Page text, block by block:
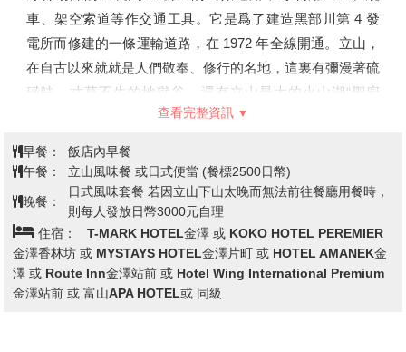
威斯頓的介紹而被世界所知，作日本著名的風景勝地也被多
的登山家所知曉。這一帶被白樺、落葉松等的原始森林環
繞，大正池、田代池、明神池等分佈在其間，與高聳的各山
群的雄姿一起構成了極美的景色。
是20世紀初由於燒嶽的噴火、梓川受堵所形成
景。被稱“薄綠的霧”的白樺樹嫩芽初萌的6月和紅葉最旺的
10月來訪的遊客特別多。梓川上長36.6米、寬3.1米的木製
吊橋
【河童橋】成上高地的標誌。河童橋的眼前聳立著穗高連
峰，遠處可以眺望南面燒嶽嫋嫋上升的白煙，被稱感受上高
地最好的照相地點。
※備註1：上高地預計開放期間：4月20日～11月15日，若
住宿：
池之平飯店 或 穗高莊 山之飯店 或 長野松代美居溫泉
飯店 或 黑部觀光飯店 或 黑部SunVelley Hotel 或 RouteInn Hotel
信濃大町站前 或 AMBIENT HOTEL安曇野 或 安曇野穗高VIEW
HOTEL 或 AMBIENT HOTEL蓼科 或 車山高原天空公園飯店 或 白
樺湖溫泉飯店 或 長野市區飯店 或同級
立山黑部(搭乘六種交通工具)【扇澤
→黑部水庫→大觀峰→室堂→美女平
→立山】→飯店
【立山黑部】
“高山道路”是從富山地方鐵道的立山車站到長
野縣扇澤的全長約86 公里的山嶽道路，可利用巴士、纜